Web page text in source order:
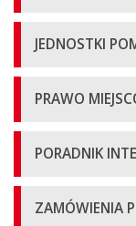
JEDNOSTKI
PRAWO
PORADNIK
ZAMÓWIENIA